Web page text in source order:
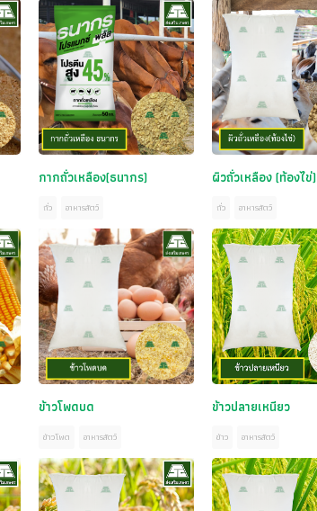
กากถั่วเหลือง(ธนากร)
ถั่ว อาหารสัตว์
ผิวถั่วเหลือง (ท้องไข่)
ถั่ว อาหารสัตว์
ข้าวโพดบด
ข้าวโพด อาหารสัตว์
ข้าวปลายเหนียว
ข้าว อาหารสัตว์